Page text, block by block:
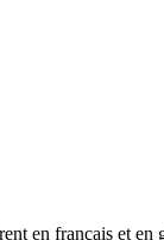
en français et en